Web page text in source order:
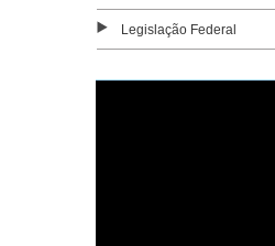
Legislação Federal